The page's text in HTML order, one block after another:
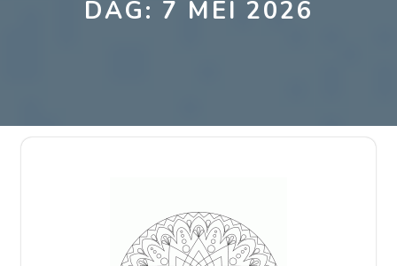
DAG: 7 MEI 2026